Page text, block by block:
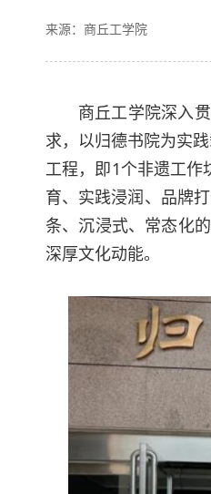
来源：商丘工学院
商丘工学院深入
求，以归德书院为实
工程，即1个非遗工作
育、实践浸润、品牌
条、沉浸式、常态化
深厚文化动能。